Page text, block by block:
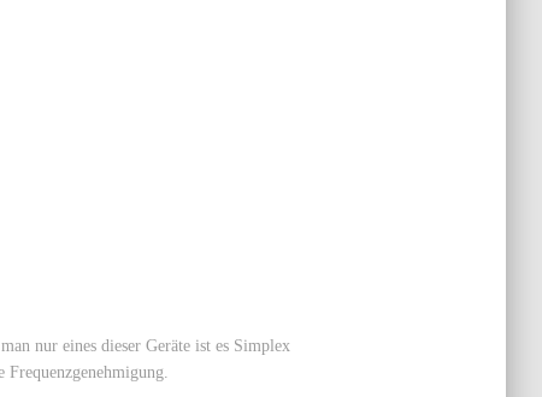
nur eines dieser Geräte ist es Simplex
Frequenzgenehmigung.